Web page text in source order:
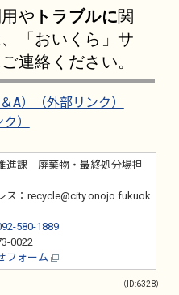
や トラブルに関
「おいくら」サ
連絡ください。
A）（外部リンク）
）
進課 廃棄物・最終処分場担
ス：recycle@city.onojo.fukuok
580-1889
0022
フォーム
（ID:6328）